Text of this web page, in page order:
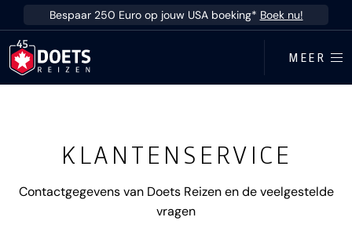
Ga direct naar inhoud
Bespaar 250 Euro op jouw USA boeking* Boek nu!
MEER
KLANTENSERVICE
Contactgegevens van Doets Reizenen de veelgestelde
vragen